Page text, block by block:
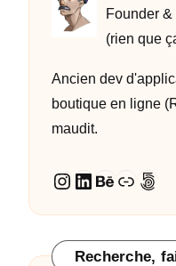
Founder
(rien que
Ancien dev
boutique en ligne
maudit.
Instagram
LinkedIn
Behance
Lien
Recherche,